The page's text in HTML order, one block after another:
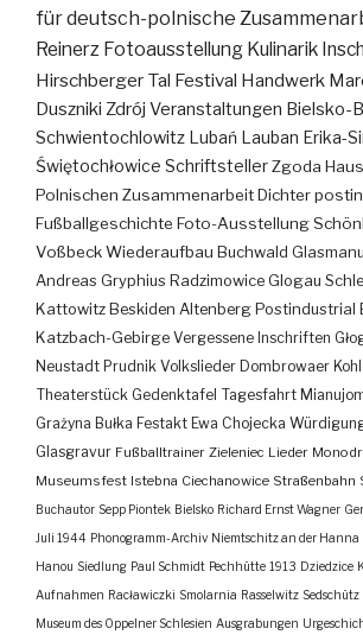
für deutsch-polnische
Reinerz Fotoausstellung Kulinarik
Hirschberger Tal Festival Handwerk
Duszniki Zdrój Veranstaltungen Bielsko-
Schwientochlowitz Lubań Lauban Erika-
Świętochłowice SchriftstellerZgoda
Polnischen ZusammenarbeitDichter
Fußballgeschichte Foto-Ausstellung
VoßbeckWiederaufbau Buchwald
Andreas Gryphius Radzimowice Glogau
Kattowitz Beskiden Altenberg Postindustrial
Katzbach-Gebirge Vergessene Inschriften
Neustadt Prudnik Volkslieder Dombrowaer
Theaterstück Gedenktafel Tagesfahrt
Grażyna Bułka Festakt Ewa Chojecka
Glasgravur Fußballtrainer Zieleniec Lieder
Museumsfest Istebna Ciechanowice Straßenbahn
Buchautor Sepp Piontek Bielsko Richard Ernst Wagner
Juli 1944 Phonogramm-Archiv Niemtschitz an der Hanna
Hanou Siedlung Paul Schmidt Pechhütte 1913 Dziedzice
Aufnahmen Racławiczki Smolarnia Rasselwitz Sedschütz
Museum des Oppelner Schlesien Ausgrabungen